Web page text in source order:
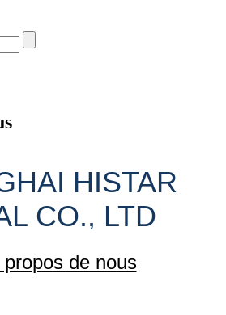
HISTAR
CO., LTD
propos de nous